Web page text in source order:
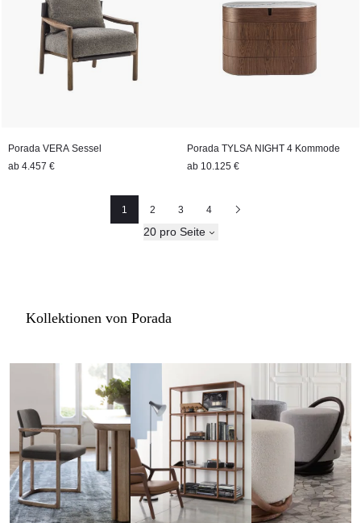
Porada VERA Sessel
ab 4.457 €
Porada TYLSA NIGHT 4 Kommode
ab 10.125 €
Seite
1
Seite
2
Seite
3 4
Nächste
20 pro Seite
Kollektionen von Porada